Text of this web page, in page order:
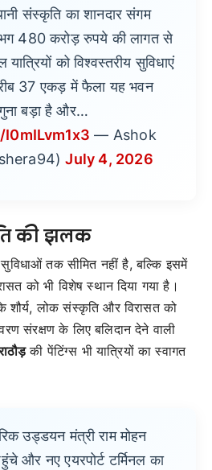
संस्कृति का शानदार संगम
480 करोड़ रुपये की लागत से
यात्रियों को विश्वस्तरीय सुविधाएं
37 एकड़ में फैला यह भवन
बड़ा है और…
— Ashok
July 4, 2026
की झलक
तक सीमित नहीं है, बल्कि इसमें
को भी विशेष स्थान दिया गया है।
शौर्य, लोक संस्कृति और विरासत को
संरक्षण के लिए बलिदान देने वाली
की पेंटिंग्स भी यात्रियों का स्वागत
उड्डयन मंत्री राम मोहन
और नए एयरपोर्ट टर्मिनल का